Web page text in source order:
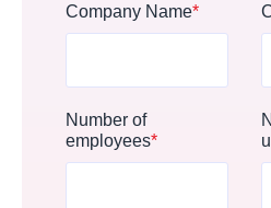
Company Name*
Number of
employees*